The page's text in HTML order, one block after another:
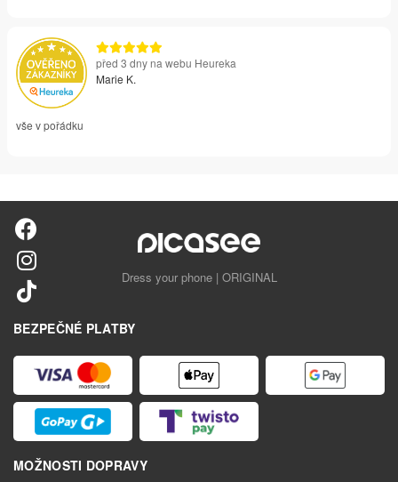
před 3 dny na webu Heureka
Marie K.
vše v pořádku
Dress your phone | ORIGINAL
BEZPEČNÉ PLATBY
MOŽNOSTI DOPRAVY